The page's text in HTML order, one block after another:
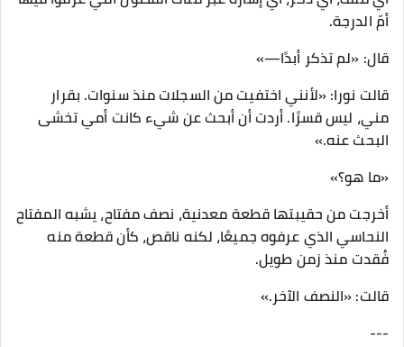
أمّ الدرجة.
قال: «لم تذكر أبدًا—»
قالت نورا: «لأنني اختفيت من السجلات منذ سنوات. بقرار
مني، ليس قسرًا. أردت أن أبحث عن شيء كانت أمي تخشى
البحث عنه.»
«ما هو؟»
أخرجت من حقيبتها قطعة معدنية، نصف مفتاح، يشبه المفتاح
النحاسي الذي عرفوه جميعًا، لكنه ناقص، كأن قطعة منه
فُقدت منذ زمن طويل.
قالت: «النصف الآخر.»
---